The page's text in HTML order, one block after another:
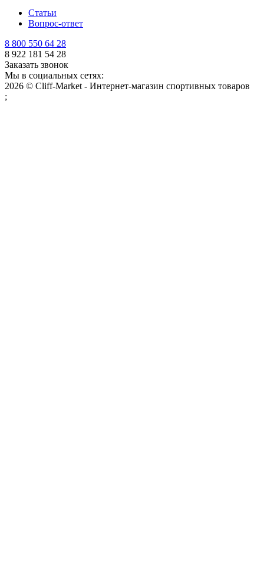
Статьи
Вопрос-ответ
8 800 550 64 28
8 922 181 54 28
Заказать звонок
Мы в социальных сетях:
2026 © Cliff-Market - Интернет-магазин спортивных товаров
;